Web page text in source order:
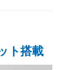
ト搭載